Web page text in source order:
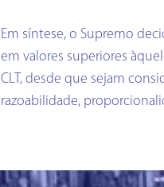
Em síntese, o Supremo
em valores superiores
CLT, desde que sejam
razoabilidade,